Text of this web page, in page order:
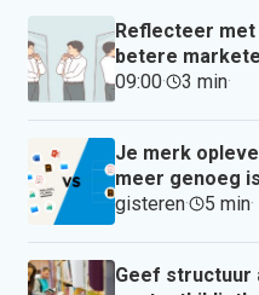
Reflecteer met
betere
09:00· 3 min·
Je merk
meer genoeg is
gisteren· 5 min·
Geef structuur